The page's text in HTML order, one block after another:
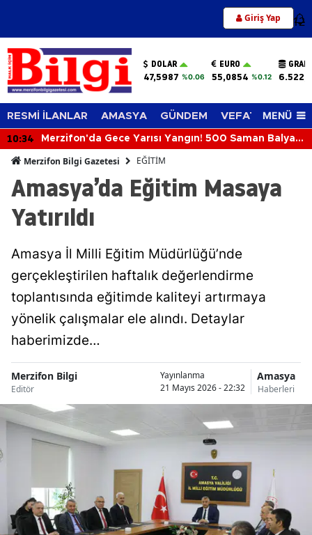
Giriş Yap 12
DOLAR
47,5987 %0.06
EURO
55,0854 %0.12
RESMİ İLANLAR AMASYA GÜNDEM VEFAT EDENLER
MENÜ
10:34
Merzifon'da Gece Yarısı Yangın! 500 Saman Balyası
Merzifon Bilgi Gazetesi EĞİTİM
Amasya’da Eğitim Masaya
Yatırıldı
Amasya İl Milli Eğitim Müdürlüğü’nde
gerçekleştirilen haftalık değerlendirme
toplantısında eğitimde kaliteyi artırmaya
yönelik çalışmalar ele alındı. Detaylar
haberimizde…
Merzifon Bilgi
Editör
Yayınlanma
21 Mayıs 2026 - 22:32
Amasya
Haberleri